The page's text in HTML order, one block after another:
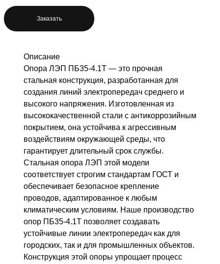
Заказать
Описание
Опора ЛЭП ПБ35-4.1Т — это прочная
стальная конструкция, разработанная для
создания линий электропередач среднего и
высокого напряжения. Изготовленная из
высококачественной стали с антикоррозийным
покрытием, она устойчива к агрессивным
воздействиям окружающей среды, что
гарантирует длительный срок службы.
Стальная опора ЛЭП этой модели
соответствует строгим стандартам ГОСТ и
обеспечивает безопасное крепление
проводов, адаптированное к любым
климатическим условиям. Наше производство
опор ПБ35-4.1Т позволяет создавать
устойчивые линии электропередач как для
городских, так и для промышленных объектов.
Конструкция этой опоры упрощает процесс